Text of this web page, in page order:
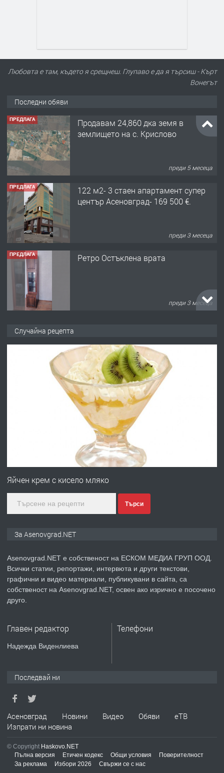
Любовта е там, където я срещнеш. Глупаво е да я търсиш - Кърт
Вонегът
Последни обяви
ПРЕДЛАГА
Продавам 24,860 дка земя в
землището на с. Крислово
преди 5 месеца
ПРЕДЛАГА
122 м2- 3 стаен апартамент супер
център Асеновград- 169 500 €.
преди 3 месеца
ПРЕДЛАГА Ретро Остъклена врата
преди 3 месеца
преди 10 месеца
Професионална броячна машина -
със сертификат от ЕЦБ
Професионална зеленчукорезачка
преди 2 години
ПРЕДЛАГА
Давам индивидуалани уроци по
ремонт на покриви
ПРЕДЛАГА
Пликове - СКОРПИОПЛАСТ
Случайна рецепта
Яйчен крем с кисело мляко
Търси
За Asenovgrad.NET
Asenovgrad.NET е собственост на ЕСКОМ МЕДИА ГРУП ООД.
Всички статии, репортажи, интервюта и други текстови,
графични и видео материали, публикувани в сайта, са
собственост на Asenovgrad.NET, освен ако изрично е посочено
друго.
Главен редактор
Надежда Виденлиева
Телефони
Последвай ни
Асеновград Новини Видео Обяви
еТВ
Изпрати ни новина
© Copyright Haskovo.NET
Пълна версия
Етичен кодекс Общи условия
Поверителност
За реклама
Избори 2026 Свържи се с нас